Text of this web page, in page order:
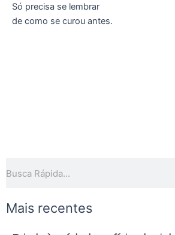
Só precisa se lembrar
de como se curou antes.
Mais recentes